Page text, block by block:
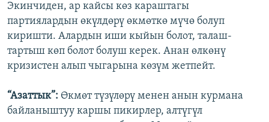
Экинчиден, ар кайсы көз караштагы
партиялардын өкүлдөрү өкмөткө мүчө болуп
киришти. Алардын иши кыйын болот, талаш-
тартыш көп болот болуш керек. Анан өлкөнү
кризистен алып чыгарына көзүм жетпейт.
“Азаттык”: Өкмөт түзүлөрү менен анын курмана
байланыштуу каршы пикирлер, алтүгүл